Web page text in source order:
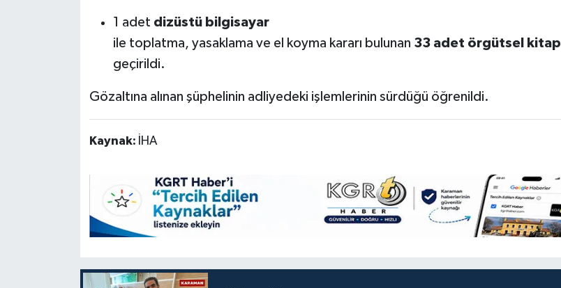
1 adet dizüstü bilgisayar
ile toplatma, yasaklama ve el koyma kararı bulunan 33 adet örgütsel kitap
geçirildi.
Gözaltına alınan şüphelinin adliyedeki işlemlerinin sürdüğü öğrenildi.
Kaynak: İHA